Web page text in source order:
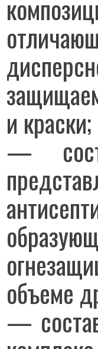
и краски;
—
объеме
—